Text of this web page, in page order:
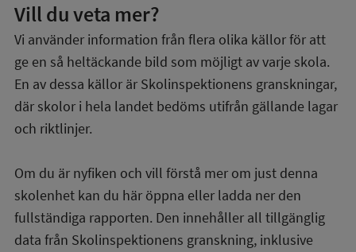
Vill du veta mer?
Vi använder information från flera olika källor för att
ge en så heltäckande bild som möjligt av varje skola.
En av dessa källor är Skolinspektionens granskningar,
där skolor i hela landet bedöms utifrån gällande lagar
och riktlinjer.
Om du är nyfiken och vill förstå mer om just denna
skolenhet kan du här öppna eller ladda ner den
fullständiga rapporten. Den innehåller all tillgänglig
data från Skolinspektionens granskning, inklusive